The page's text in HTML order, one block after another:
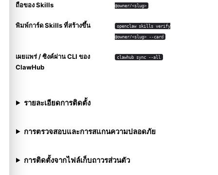
ถือของ Skills
@owner/<slug>
พิมพ์การ์ด Skills ที่สร้างขึ้น openclaw skills verify
@owner/<slug> --card
เผยแพร่ / ซิงค์ผ่าน CLI ของ
ClawHub
clawhub sync --all
รายละเอียดการติดตั้ง
การตรวจสอบและการสแกนความปลอดภัย
การติดตั้งจากไฟล์เก็บถาวรส่วนตัว